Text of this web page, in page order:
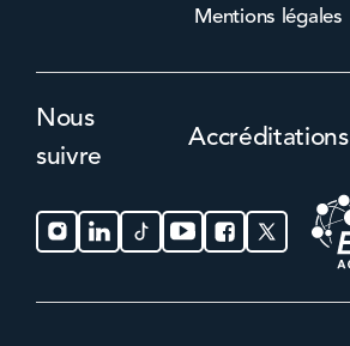
Mentions légales
Nous
suivre
Accréditations